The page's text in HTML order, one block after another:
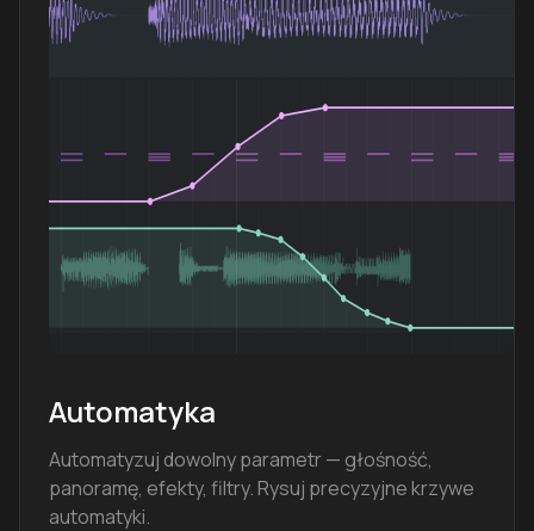
Automatyka
Automatyzuj dowolny parametr — głośność,
panoramę, efekty, filtry. Rysuj precyzyjne krzywe
automatyki.